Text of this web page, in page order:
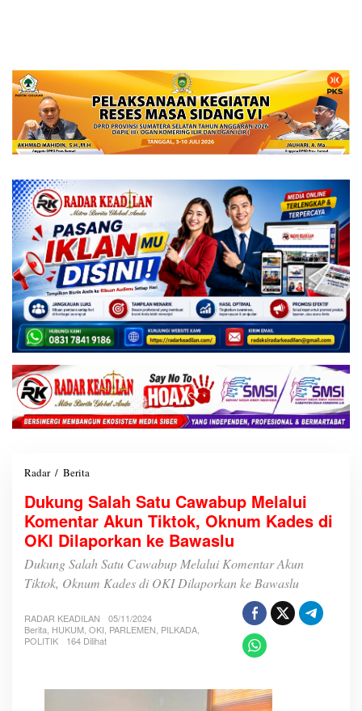
Radar / Berita
k
u
n
g
S
l
h
S
a
C
Dukung Salah Satu Cawabup Melalui
Komentar Akun Tiktok, Oknum Kades di
OKI Dilaporkan ke Bawaslu
Dukung Salah Satu Cawabup Melalui Komentar Akun
Tiktok, Oknum Kades di OKI Dilaporkan ke Bawaslu
RADAR KEADILAN
05/11/2024
Berita, HUKUM, OKI, PARLEMEN, PILKADA,
POLITIK
164 Dilihat